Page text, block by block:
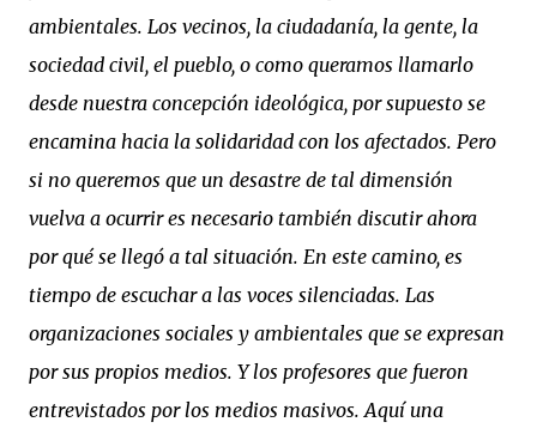
ambientales. Los vecinos, la ciudadanía, la gente, la
sociedad civil, el pueblo, o como queramos llamarlo
desde nuestra concepción ideológica, por supuesto se
encamina hacia la solidaridad con los afectados. Pero
si no queremos que un desastre de tal dimensión
vuelva a ocurrir es necesario también discutir ahora
por qué se llegó a tal situación. En este camino, es
tiempo de escuchar a las voces silenciadas. Las
organizaciones sociales y ambientales que se expresan
por sus propios medios. Y los profesores que fueron
entrevistados por los medios masivos. Aquí una